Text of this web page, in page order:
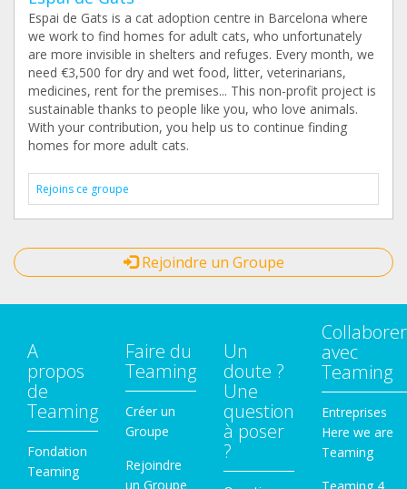
Espai de Gats is a cat adoption centre in Barcelona where
we work to find homes for adult cats, who unfortunately
are more invisible in shelters and refuges. Every month, we
need €3,500 for dry and wet food, litter, veterinarians,
medicines, rent for the premises... This non-profit project is
sustainable thanks to people like you, who love animals.
With your contribution, you help us to continue finding
homes for more adult cats.
Rejoins ce groupe
Rejoindre un Groupe
A
propos
de
Teaming
Fondation
Teaming
Faire du
Teaming
Créer un
Groupe
Rejoindre
un Groupe
Un
doute ?
Une
question
à poser
?
Collaborer
avec
Teaming
Entreprises
Here we are
Teaming